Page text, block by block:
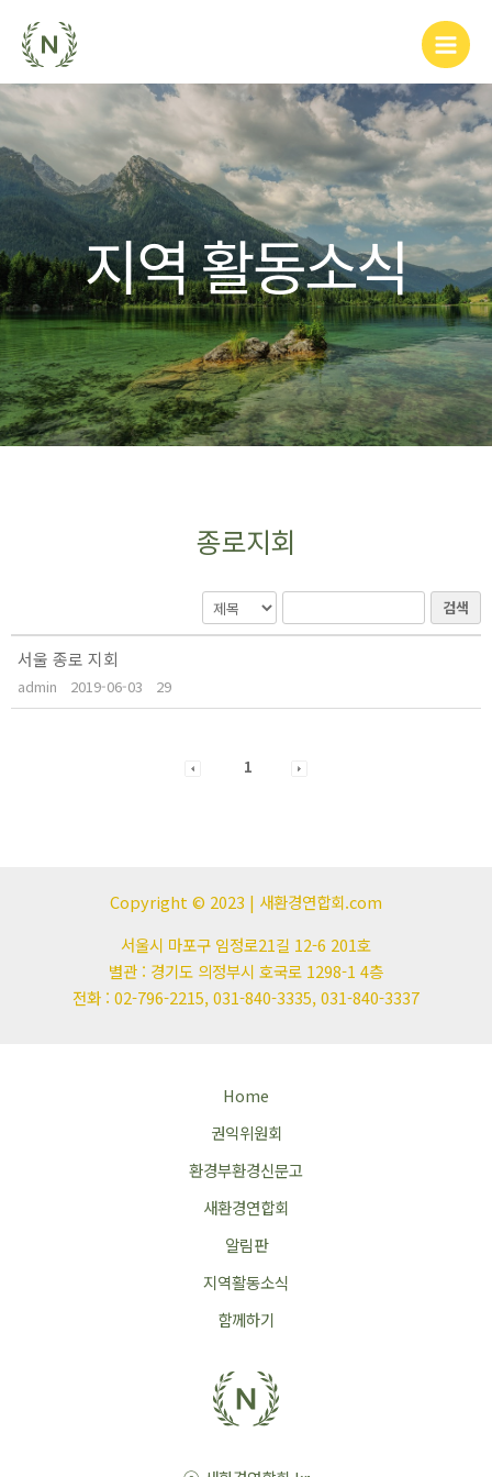
지역 활동소식
종로지회
검색
서울 종로 지회
admin 2019-06-03 29
1
Copyright © 2023 | 새환경연합회.com
서울시 마포구 임정로21길 12-6 201호
별관 : 경기도 의정부시 호국로 1298-1 4층
전화 : 02-796-2215, 031-840-3335, 031-840-3337
Home
권익위원회
환경부환경신문고
새환경연합회
알림판
지역활동소식
함께하기